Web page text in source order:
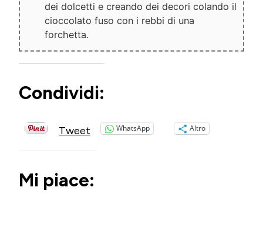
dei dolcetti e creando dei decori colando il
cioccolato fuso con i rebbi di una
forchetta.
Condividi:
Tweet WhatsApp Altro
Mi piace: